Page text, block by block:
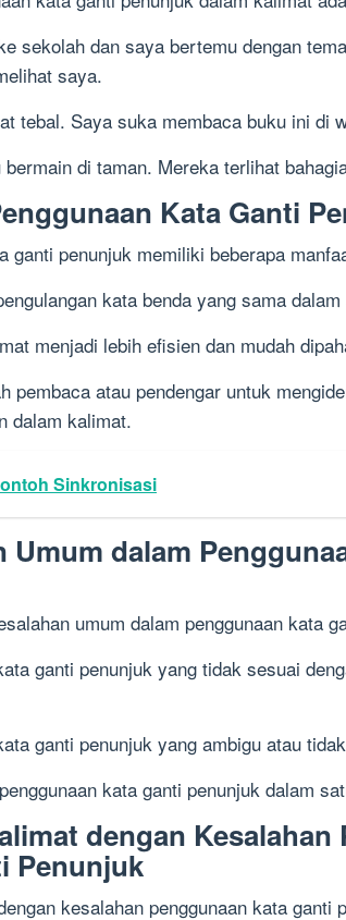
sekolah dan saya bertemu dengan
saya.
tebal. Saya suka membaca buku ini di
di taman. Mereka terlihat
Kata Ganti
ganti penunjuk memiliki beberapa
kata benda yang sama
menjadi lebih efisien dan mudah
pembaca atau pendengar untuk
dalam kalimat.
Sinkronisasi
Umum dalam
umum dalam penggunaan kata
ganti penunjuk yang tidak sesuai
ganti penunjuk yang ambigu atau
kata ganti penunjuk dalam
dengan Kesalahan
Penunjuk
kesalahan penggunaan kata ganti